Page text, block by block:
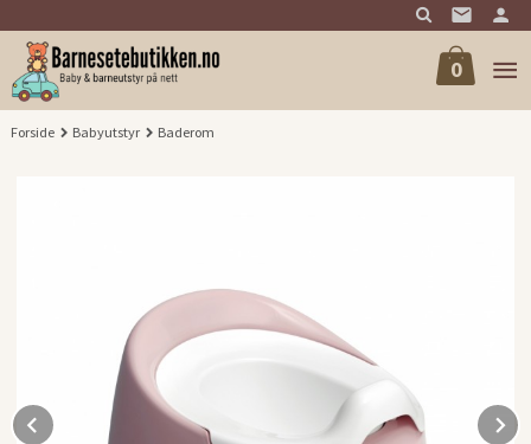
til
innholdet
0
Forside Babyutstyr Baderom